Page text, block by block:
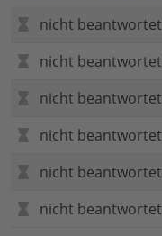
nicht beantwortet
nicht beantwortet
nicht beantwortet
nicht beantwortet
nicht beantwortet
nicht beantwortet